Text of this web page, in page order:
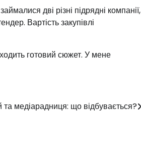
дві різні підрядні компанії,
Вартість закупівлі
готовий сюжет. У мене
медіарадниця: що відбувається?